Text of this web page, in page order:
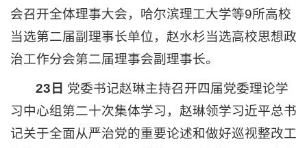
会召开全体理事大会，哈尔滨理工大学等9所高校
当选第二届副理事长单位，赵水杉当选高校思想政
治工作分会第二届理事会副理事长。
23日 党委书记赵琳主持召开四届党委理论学
习中心组第二十次集体学习，赵琳领学习近平总书
记关于全面从严治党的重要论述和做好巡视整改工